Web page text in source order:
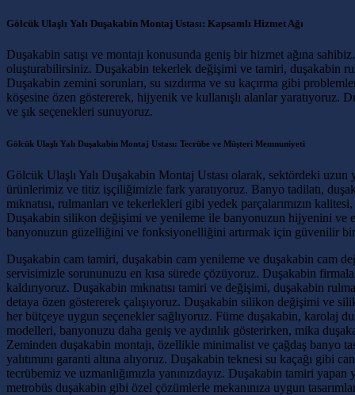
Gölcük Ulaşlı Yalı Duşakabin Montaj Ustası: Kapsamlı Hizmet Ağı
Duşakabin satışı ve montajı konusunda geniş bir hizmet ağına
oluşturabilirsiniz. Duşakabin tekerlek değişimi ve tamiri, duşakabin
Duşakabin zemini sorunları, su sızdırma ve su kaçırma gibi
köşesine özen göstererek, hijyenik ve kullanışlı alanlar yaratıyoruz.
ve şık seçenekleri sunuyoruz.
Gölcük Ulaşlı Yalı Duşakabin Montaj Ustası: Tecrübe ve Müşteri Memnuniyeti
Gölcük Ulaşlı Yalı Duşakabin Montaj Ustası olarak, sektördeki
ürünlerimiz ve titiz işçiliğimizle fark yaratıyoruz. Banyo tadilatı,
mıknatısı, rulmanları ve tekerlekleri gibi yedek parçalarımızın
Duşakabin silikon değişimi ve yenileme ile banyonuzun hijyenini ve
banyonuzun güzelliğini ve fonksiyonelliğini artırmak için güvenilir bir
Duşakabin cam tamiri, duşakabin cam yenileme ve duşakabin cam
servisimizle sorununuzu en kısa sürede çözüyoruz. Duşakabin
kaldırıyoruz. Duşakabin mıknatısı tamiri ve değişimi, duşakabin
detaya özen göstererek çalışıyoruz. Duşakabin silikon değişimi ve
her bütçeye uygun seçenekler sağlıyoruz. Füme duşakabin, karolaj
modelleri, banyonuzu daha geniş ve aydınlık gösterirken, mika
Zeminden duşakabin montajı, özellikle minimalist ve çağdaş banyo
yalıtımını garanti altına alıyoruz. Duşakabin teknesi su kaçağı gibi
tecrübemiz ve uzmanlığımızla yanınızdayız. Duşakabin tamiri
metrobüs duşakabin gibi özel çözümlerle mekanınıza uygun